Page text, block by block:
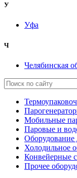
У
Уфа
Ч
Челябинская
Мобильные
Паровые и
Оборудование
Холодильное
Конвейерные
Прочее